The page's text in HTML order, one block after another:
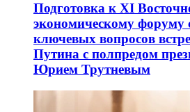
Подготовка к XI
экономическому форуму
ключевых вопросов
Путина с полпредом
Юрием Трутневым